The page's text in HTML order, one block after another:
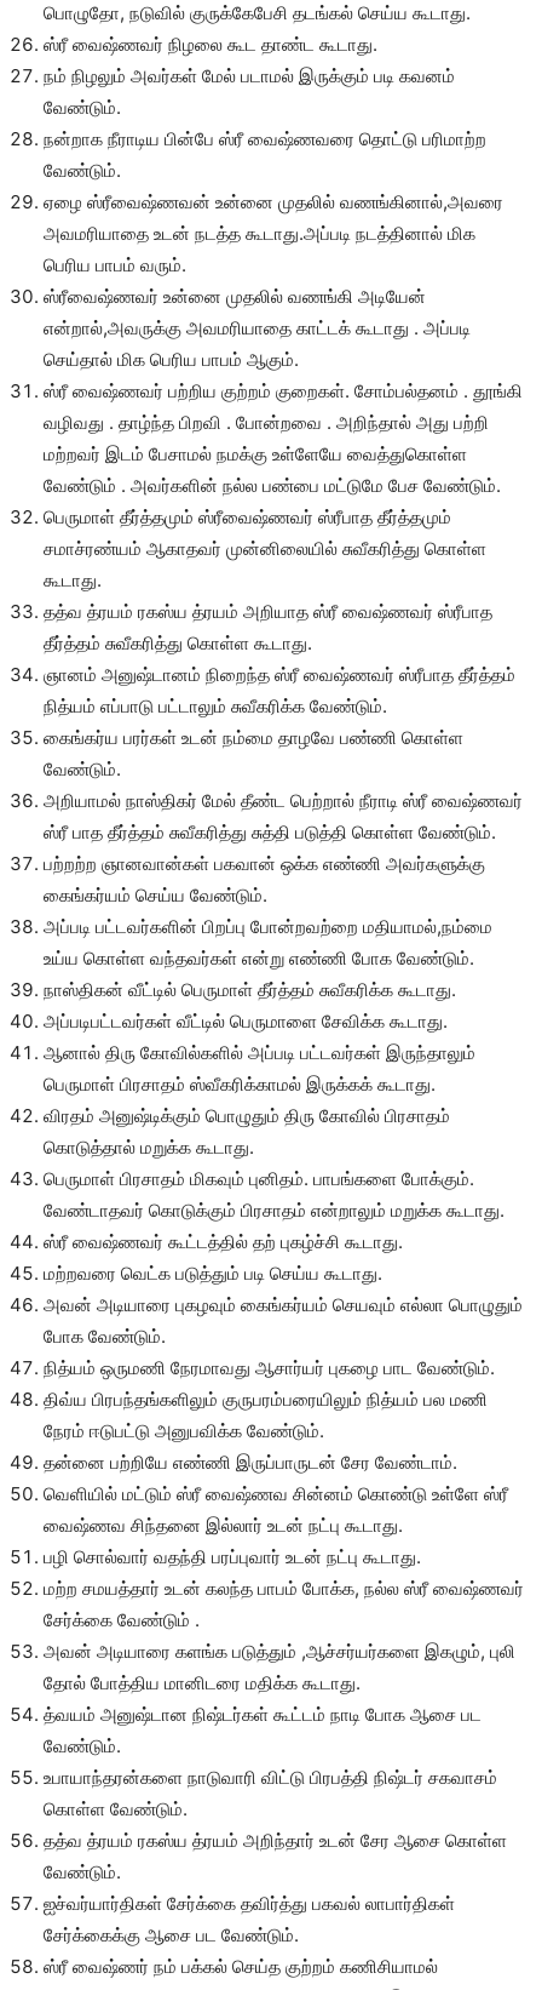
பொழுதோ, நடுவில் குருக்கேபேசி தடங்கல் செய்ய கூடாது.
ஸ்ரீ வைஷ்ணவர் நிழலை கூட தாண்ட கூடாது.
நம் நிழலும் அவர்கள் மேல் படாமல் இருக்கும் படி கவனம்
வேண்டும்.
நன்றாக நீராடிய பின்பே ஸ்ரீ வைஷ்ணவரை தொட்டு பரிமாற்ற
வேண்டும்.
ஏழை ஸ்ரீவைஷ்ணவன் உன்னை முதலில் வணங்கினால்,அவரை
அவமரியாதை உடன் நடத்த கூடாது.அப்படி நடத்தினால் மிக
பெரிய பாபம் வரும்.
ஸ்ரீவைஷ்ணவர் உன்னை முதலில் வணங்கி அடியேன்
என்றால்,அவருக்கு அவமரியாதை காட்டக் கூடாது . அப்படி
செய்தால் மிக பெரிய பாபம் ஆகும்.
ஸ்ரீ வைஷ்ணவர் பற்றிய குற்றம் குறைகள். சோம்பல்தனம் . தூங்கி
வழிவது . தாழ்ந்த பிறவி . போன்றவை . அறிந்தால் அது பற்றி
மற்றவர் இடம் பேசாமல் நமக்கு உள்ளேயே வைத்துகொள்ள
வேண்டும் . அவர்களின் நல்ல பண்பை மட்டுமே பேச வேண்டும்.
பெருமாள் தீர்த்தமும் ஸ்ரீவைஷ்ணவர் ஸ்ரீபாத தீர்த்தமும்
சமாச்ரண்யம் ஆகாதவர் முன்னிலையில் சுவீகரித்து கொள்ள
கூடாது.
தத்வ த்ரயம் ரகஸ்ய த்ரயம் அறியாத ஸ்ரீ வைஷ்ணவர் ஸ்ரீபாத
தீர்த்தம் சுவீகரித்து கொள்ள கூடாது.
ஞானம் அனுஷ்டானம் நிறைந்த ஸ்ரீ வைஷ்ணவர் ஸ்ரீபாத தீர்த்தம்
நித்யம் எப்பாடு பட்டாலும் சுவீகரிக்க வேண்டும்.
கைங்கர்ய பரர்கள் உடன் நம்மை தாழவே பண்ணி கொள்ள
வேண்டும்.
அறியாமல் நாஸ்திகர் மேல் தீண்ட பெற்றால் நீராடி ஸ்ரீ வைஷ்ணவர்
ஸ்ரீ பாத தீர்த்தம் சுவீகரித்து சுத்தி படுத்தி கொள்ள வேண்டும்.
பற்றற்ற ஞானவான்கள் பகவான் ஒக்க எண்ணி அவர்களுக்கு
கைங்கர்யம் செய்ய வேண்டும்.
அப்படி பட்டவர்களின் பிறப்பு போன்றவற்றை மதியாமல்,நம்மை
உய்ய கொள்ள வந்தவர்கள் என்று எண்ணி போக வேண்டும்.
நாஸ்திகன் வீட்டில் பெருமாள் தீர்த்தம் சுவீகரிக்க கூடாது.
அப்படிபட்டவர்கள் வீட்டில் பெருமாளை சேவிக்க கூடாது.
ஆனால் திரு கோவில்களில் அப்படி பட்டவர்கள் இருந்தாலும்
பெருமாள் பிரசாதம் ஸ்வீகரிக்காமல் இருக்கக் கூடாது.
விரதம் அனுஷ்டிக்கும் பொழுதும் திரு கோவில் பிரசாதம்
கொடுத்தால் மறுக்க கூடாது.
பெருமாள் பிரசாதம் மிகவும் புனிதம். பாபங்களை போக்கும்.
வேண்டாதவர் கொடுக்கும் பிரசாதம் என்றாலும் மறுக்க கூடாது.
ஸ்ரீ வைஷ்ணவர் கூட்டத்தில் தற் புகழ்ச்சி கூடாது.
மற்றவரை வெட்க படுத்தும் படி செய்ய கூடாது.
அவன் அடியாரை புகழவும் கைங்கர்யம் செயவும் எல்லா பொழுதும்
போக வேண்டும்.
நித்யம் ஒருமணி நேரமாவது ஆசார்யர் புகழை பாட வேண்டும்.
திவ்ய பிரபந்தங்களிலும் குருபரம்பரையிலும் நித்யம் பல மணி
நேரம் ஈடுபட்டு அனுபவிக்க வேண்டும்.
தன்னை பற்றியே எண்ணி இருப்பாருடன் சேர வேண்டாம்.
வெளியில் மட்டும் ஸ்ரீ வைஷ்ணவ சின்னம் கொண்டு உள்ளே ஸ்ரீ
வைஷ்ணவ சிந்தனை இல்லார் உடன் நட்பு கூடாது.
பழி சொல்வார் வதந்தி பரப்புவார் உடன் நட்பு கூடாது.
மற்ற சமயத்தார் உடன் கலந்த பாபம் போக்க, நல்ல ஸ்ரீ வைஷ்ணவர்
சேர்க்கை வேண்டும் .
அவன் அடியாரை களங்க படுத்தும் ,ஆச்சர்யர்களை இகழும், புலி
தோல் போத்திய மானிடரை மதிக்க கூடாது.
த்வயம் அனுஷ்டான நிஷ்டர்கள் கூட்டம் நாடி போக ஆசை பட
வேண்டும்.
உபாயாந்தரன்களை நாடுவாரி விட்டு பிரபத்தி நிஷ்டர் சகவாசம்
கொள்ள வேண்டும்.
தத்வ த்ரயம் ரகஸ்ய த்ரயம் அறிந்தார் உடன் சேர ஆசை கொள்ள
வேண்டும்.
ஐச்வர்யார்திகள் சேர்க்கை தவிர்த்து பகவல் லாபார்திகள்
சேர்க்கைக்கு ஆசை பட வேண்டும்.
ஸ்ரீ வைஷ்ணர் நம் பக்கல் செய்த குற்றம் கணிசியாமல்